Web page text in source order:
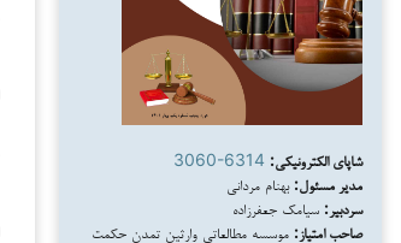
شاپای الکترونیکی: 3060-6314
مدیر مسئول: بهنام مردانی
سردبیر: سیامک جعفرزاده
صاحب امتیاز: موسسه مطالعاتی وارثین تمدن حکمت